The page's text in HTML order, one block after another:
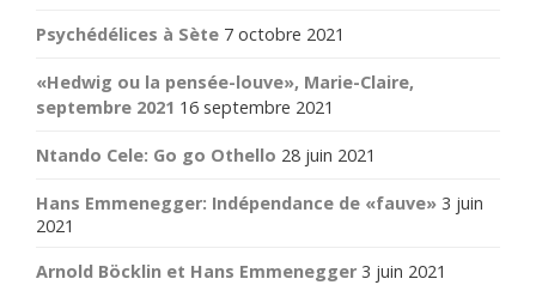
Psychédélices à Sète 7 octobre 2021
«Hedwig ou la pensée-louve», Marie-Claire,
septembre 2021 16 septembre 2021
Ntando Cele: Go go Othello 28 juin 2021
Hans Emmenegger: Indépendance de «fauve» 3 juin
2021
Arnold Böcklin et Hans Emmenegger 3 juin 2021